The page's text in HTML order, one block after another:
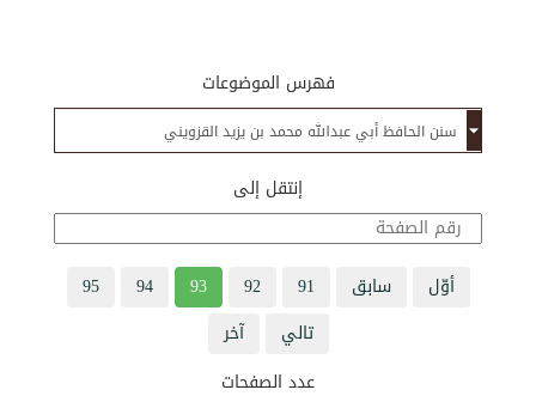
فهرس الموضوعات
إنتقل إلى
أوّل سابق 91
92
93
94
95
تالي
آخر
عدد الصفحات